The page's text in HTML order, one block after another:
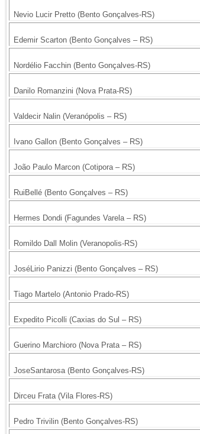
Nevio Lucir Pretto (Bento Gonçalves-RS)
Edemir Scarton (Bento Gonçalves – RS)
Nordélio Facchin (Bento Gonçalves-RS)
Danilo Romanzini (Nova Prata-RS)
Valdecir Nalin (Veranópolis – RS)
Ivano Gallon (Bento Gonçalves – RS)
João Paulo Marcon (Cotipora – RS)
RuiBellé (Bento Gonçalves – RS)
Hermes Dondi (Fagundes Varela – RS)
Romildo Dall Molin (Veranopolis-RS)
JoséLirio Panizzi (Bento Gonçalves – RS)
Tiago Martelo (Antonio Prado-RS)
Expedito Picolli (Caxias do Sul – RS)
Guerino Marchioro (Nova Prata – RS)
JoseSantarosa (Bento Gonçalves-RS)
Dirceu Frata (Vila Flores-RS)
Pedro Trivilin (Bento Gonçalves-RS)